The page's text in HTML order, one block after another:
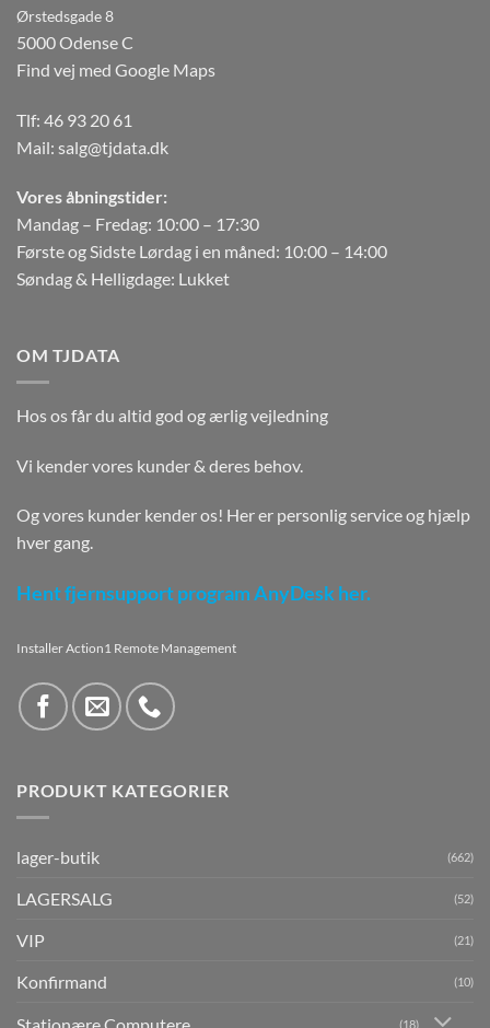
Ørstedsgade 8
5000 Odense C
Find vej med Google Maps
Tlf: 46 93 20 61
Mail: salg@tjdata.dk
Vores åbningstider:
Mandag – Fredag: 10:00 – 17:30
Første og Sidste Lørdag i en måned: 10:00 – 14:00
Søndag & Helligdage: Lukket
OM TJDATA
Hos os får du altid god og ærlig vejledning
Vi kender vores kunder & deres behov.
Og vores kunder kender os! Her er personlig service og hjælp
hver gang.
Hent fjernsupport program AnyDesk her.
Installer Action1 Remote Management
PRODUKT KATEGORIER
lager-butik (662)
LAGERSALG (52)
VIP (21)
Konfirmand (10)
Stationære Computere (18)